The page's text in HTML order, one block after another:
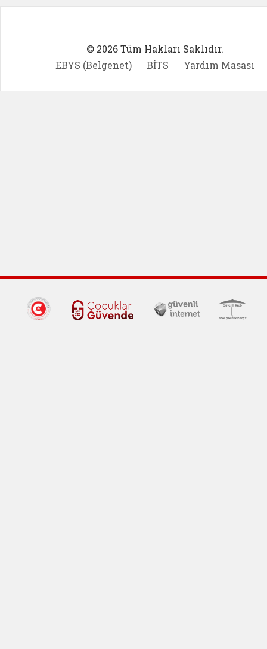
© 2026 Tüm Hakları Saklıdır.
EBYS (Belgenet)
BİTS Yardım Masası
Dış Bağlantılar
Cumhurbaşkanlığı İletişim Merkezi
Çocuklar Güvende (yeni
Güvenli